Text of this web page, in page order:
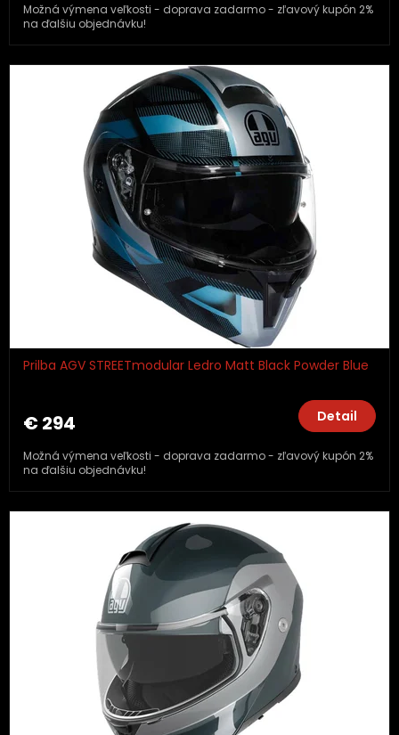
Možná výmena veľkosti - doprava zadarmo - zľavový kupón 2%
na ďalšiu objednávku!
Prilba AGV STREETmodular Ledro Matt Black Powder Blue
€ 294 Detail
Možná výmena veľkosti - doprava zadarmo - zľavový kupón 2%
na ďalšiu objednávku!